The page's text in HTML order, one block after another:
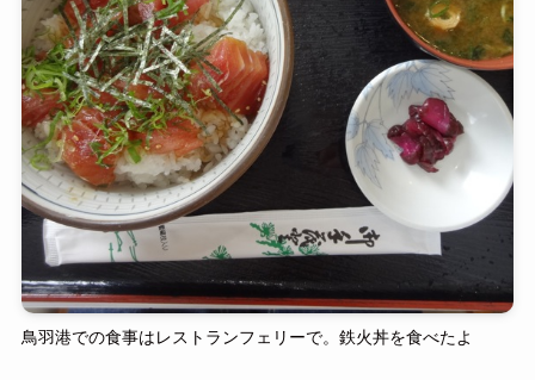
鳥羽港での食事はレストランフェリーで。鉄火丼を食べたよ